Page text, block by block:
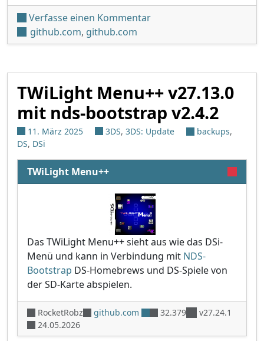
Verfasse einen Kommentarunter 'TWiLight Menu++
github.com, github.com
TWiLight Menu++ v27.13.0
mit nds-bootstrap v2.4.2
11. März 2025 3DS, 3DS: Update backups,
DS, DSi
TWiLight Menu++
Das TWiLight Menu++ sieht aus wie das DSi-
Menü und kann in Verbindung mit NDS-
Bootstrap DS-Homebrews und DS-Spiele von
der SD-Karte abspielen.
RocketRobz github.com 32.379
v27.24.1
24.05.2026